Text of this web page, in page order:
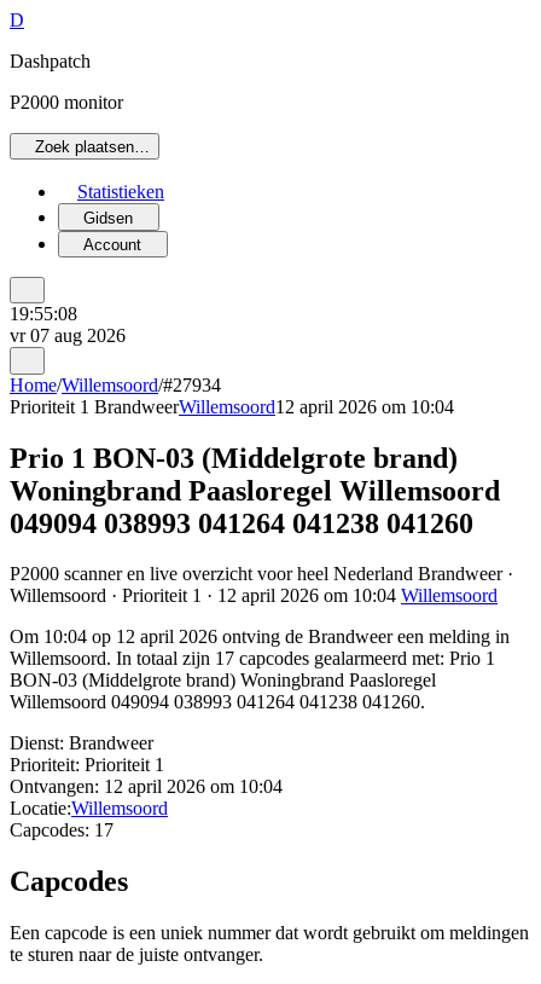
D
Dashpatch
P2000 monitor
Zoek plaatsen…
Statistieken
Gidsen
Account
19:55:08
vr 07 aug 2026
Home/Willemsoord/#27934
Prioriteit 1 BrandweerWillemsoord12 april 2026 om 10:04
Prio 1 BON-03 (Middelgrote brand)
Woningbrand Paasloregel Willemsoord
049094 038993 041264 041238 041260
P2000 scanner en live overzicht voor heel Nederland Brandweer ·
Willemsoord · Prioriteit 1 · 12 april 2026 om 10:04 Willemsoord
Om 10:04 op 12 april 2026 ontving de Brandweer een melding in
Willemsoord. In totaal zijn 17 capcodes gealarmeerd met: Prio 1
BON-03 (Middelgrote brand) Woningbrand Paasloregel
Willemsoord 049094 038993 041264 041238 041260.
Dienst: Brandweer
Prioriteit: Prioriteit 1
Ontvangen: 12 april 2026 om 10:04
Locatie:Willemsoord
Capcodes: 17
Capcodes
Een capcode is een uniek nummer dat wordt gebruikt om meldingen
te sturen naar de juiste ontvanger.